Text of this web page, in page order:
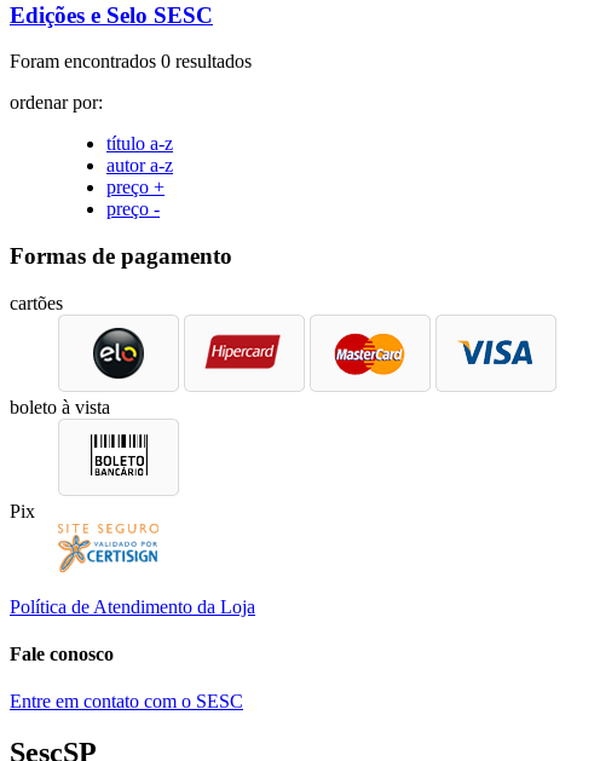
Edições e Selo SESC
Foram encontrados 0 resultados
ordenar por:
título a-z
autor a-z
preço +
preço -
Formas de pagamento
cartões
boleto à vista
Pix
Política de Atendimento da Loja
Fale conosco
Entre em contato com o SESC
SescSP